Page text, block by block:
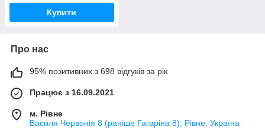
Купити
Про нас
95% позитивних з 698 відгуків за рік
Працює з 16.09.2021
м. Рівне
Василя Червонія 8 (раніше Гагаріна 8), Рівне, Україна